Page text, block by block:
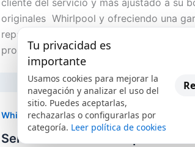
cliente del servicio y más ajustado a su
originales Whirlpool y ofreciendo una
reparaciones. Confíe en la experiencia
pronto su Electrodomésticos va a estar
Whirlpool
Servicio Técnico Whirlpool en
Tu privacidad es
importante
Usamos cookies para mejorar la
navegación y analizar el uso del
sitio. Puedes aceptarlas,
rechazarlas o configurarlas por
categoría. Leer política de cookies